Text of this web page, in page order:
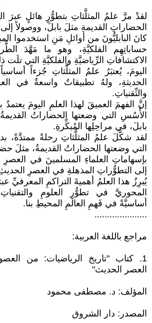
لقدْ مرَّ علمُ المثلَّثاتِ بتطوُّرٍ هائلٍ عبرَ
الحضاراتِ القديمةِ مثلَ بابلَ، ووصولاً
كانَ البابليُّونَ من أوائلِ مَنِ استخدموا
حساباتِهِم الفلكيَّةِ، وهو ما مَهَّدَ
الاكتشافاتِ الرِّياضيَّةِ والفلكيَّةِ التي تلَت
اليومَ، يُعتبَرُ علمُ المثلَّثاتِ جُزءاً
الحديثةِ، ولهُ تطبيقاتٌ واسعةٌ في
والتِّقنياتِ.
إنَّ الفهمَ العميقَ لهذا العلمِ اليومَ
الأُسُسِ التي وضعتها الحضاراتُ
بابلَ، في مراحِلِها المُبكِّرةِ.
لقد شكَّلَ علمُ المثلَّثاتِ رحلةً ممتدَّةً،
التي وضعتها الحضاراتُ القديمةُ، مثلَ
بإسهاماتِ العلماءِ المسلمينَ في العصرِ
إلى التطوُّراتِ المذهلةِ في العصرِ
يُبرِزُ هذا العلمُ أهميةَ التراكمِ المعرفيِّ
المحوريَّ في تطوُّرِ العلومِ
أساسيَّةً في فَهمِ العالَمِ المحيطِ بنا.
.....................
مراجع باللغة العربية:
1. كتاب "تاريخ الرياضيات: من
العصر الحديث"
المؤلف: د. مصطفى محمود
المصدر: دار الشروق